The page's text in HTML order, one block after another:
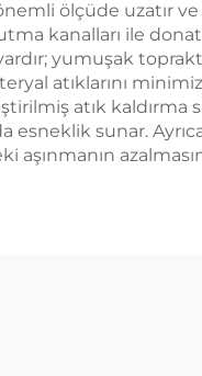
ölçüde uzatır
kanalları ile
yumuşak
atıklarını
atık
sunar.